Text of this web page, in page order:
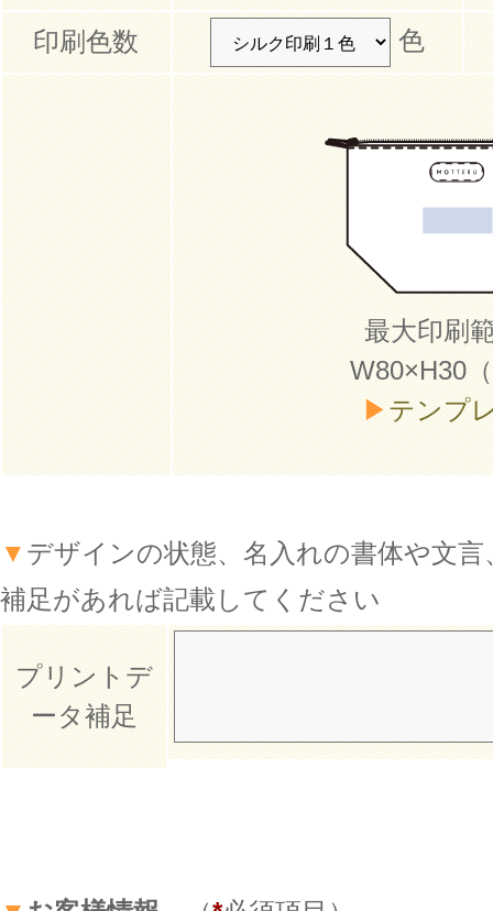
印刷色数
色
最大印刷
W80×H30
▶テンプ
▼ デザインの状態、名入れの書体や文
補足があれば記載してください
プリントデ
ータ補足